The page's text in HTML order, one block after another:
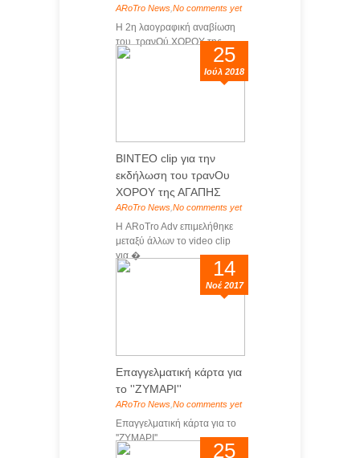
ARoTro News No comments yet
Η 2η λαογραφική αναβίωση
του τρανΟύ ΧΟΡΟΥ της...
25
Ιούλ 2018
ΒΙΝΤΕΟ clip για την
εκδήλωση του τρανΟυ
ΧΟΡΟΥ της ΑΓΑΠΗΣ
ARoTro News No comments yet
Η ARoTro Adv επιμελήθηκε
μεταξύ άλλων το video clip
για �...
14
Νοέ 2017
Επαγγελματική κάρτα για
το ''ΖΥΜΑΡΙ''
ARoTro News No comments yet
Επαγγελματική κάρτα για το
''ΖΥΜΑΡΙ'' ...
25